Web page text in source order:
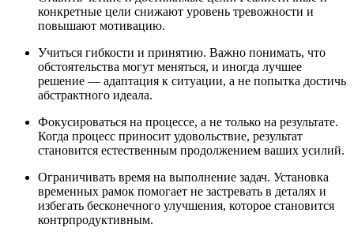
конкретные цели снижают уровень тревожности и
повышают мотивацию.
Учиться гибкости и принятию. Важно понимать, что
обстоятельства могут меняться, и иногда лучшее
решение — адаптация к ситуации, а не попытка достичь
абстрактного идеала.
Фокусироваться на процессе, а не только на результате.
Когда процесс приносит удовольствие, результат
становится естественным продолжением ваших усилий.
Ограничивать время на выполнение задач. Установка
временных рамок помогает не застревать в деталях и
избегать бесконечного улучшения, которое становится
контрпродуктивным.